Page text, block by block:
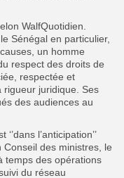
WalfQuotidien.
Sénégal en particulier,
un homme
respect des droits de
respectée et
rigueur juridique. Ses
des audiences au
l’anticipation’’
des ministres, le
temps des opérations
du réseau